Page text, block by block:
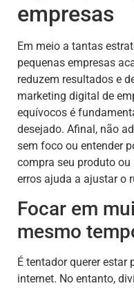
empresas
Em meio a tantas
pequenas empresas
reduzem resultados e
marketing digital de
equívocos é
desejado. Afinal, não
sem foco ou entender
compra seu produto
erros ajuda a ajustar o
Focar em
mesmo
É tentador querer estar
internet. No entanto,